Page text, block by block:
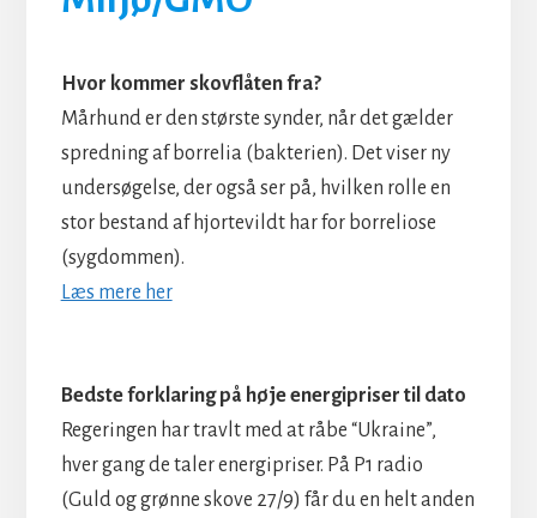
Hvor kommer skovflåten fra?
Mårhund er den største synder, når det gælder
spredning af borrelia (bakterien). Det viser ny
undersøgelse, der også ser på, hvilken rolle en
stor bestand af hjortevildt har for borreliose
(sygdommen).
Læs mere her
Bedste forklaring på høje energipriser til dato
Regeringen har travlt med at råbe “Ukraine”,
hver gang de taler energipriser. På P1 radio
(Guld og grønne skove 27/9) får du en helt anden